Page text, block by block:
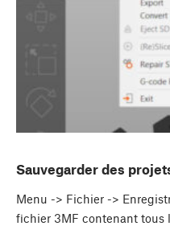
Sauvegarder des
Menu -> Fichier ->
fichier 3MF contenant tous